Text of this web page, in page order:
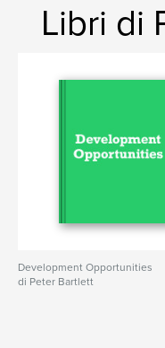
Libri di
Development Opportunities
di Peter Bartlett